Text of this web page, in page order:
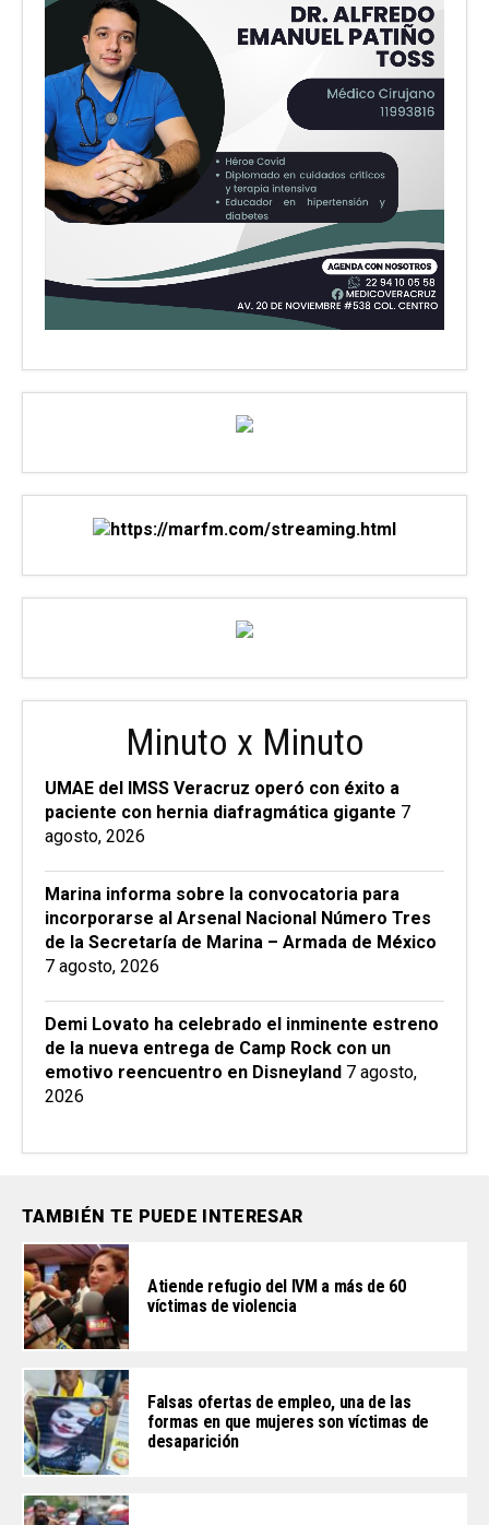
Minuto x Minuto
UMAE del IMSS Veracruz operó con éxito a
paciente con hernia diafragmática gigante 7
agosto, 2026
Marina informa sobre la convocatoria para
incorporarse al Arsenal Nacional Número Tres
de la Secretaría de Marina – Armada de México
7 agosto, 2026
Demi Lovato ha celebrado el inminente estreno
de la nueva entrega de Camp Rock con un
emotivo reencuentro en Disneyland 7 agosto,
2026
TAMBIÉN TE PUEDE INTERESAR
Atiende refugio del IVM a más de 60
víctimas de violencia
Falsas ofertas de empleo, una de las
formas en que mujeres son víctimas de
desaparición